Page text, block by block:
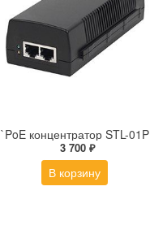
`PoE концентратор STL-01P
3 700 ₽
В корзину